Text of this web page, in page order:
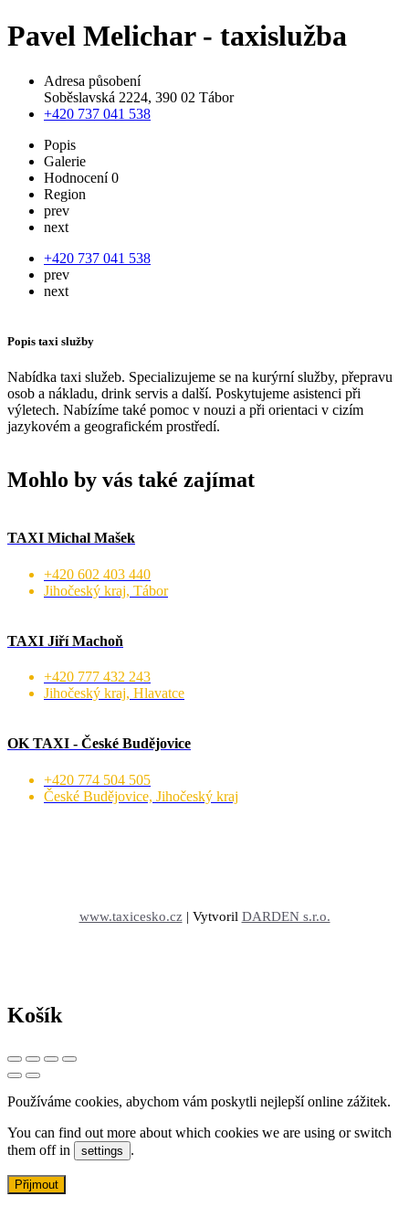
Pavel Melichar - taxislužba
Adresa působení
Soběslavská 2224, 390 02 Tábor
+420 737 041 538
Popis
Galerie
Hodnocení0
Region
prev
next
+420 737 041 538
prev
next
Popis taxi služby
Nabídka taxi služeb. Specializujeme se na kurýrní služby, přepravu
osob a nákladu, drink servis a další. Poskytujeme asistenci při
výletech. Nabízíme také pomoc v nouzi a při orientaci v cizím
jazykovém a geografickém prostředí.
Mohlo by vás také zajímat
TAXI Michal Mašek
+420 602 403 440
Jihočeský kraj, Tábor
TAXI Jiří Machoň
+420 777 432 243
Jihočeský kraj, Hlavatce
OK TAXI - České Budějovice
+420 774 504 505
České Budějovice, Jihočeský kraj
www.taxicesko.cz| Vytvoril DARDEN s.r.o.
Košík
Používáme cookies, abychom vám poskytli nejlepší online zážitek.
You can find out more about which cookies we are using or switch
them off in
settings .
Přijmout